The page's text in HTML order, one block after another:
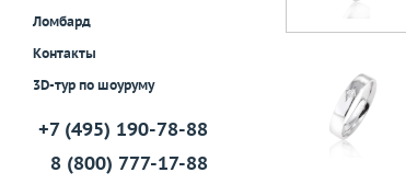
Ломбард
Контакты
3D-тур по шоуруму
+7 (495) 190-78-88
8 (800) 777-17-88